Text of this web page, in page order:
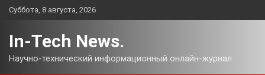
Перейти
Суббота, 8 августа, 2026
In-Tech News.
Научно-технический информационный онлайн-журнал.